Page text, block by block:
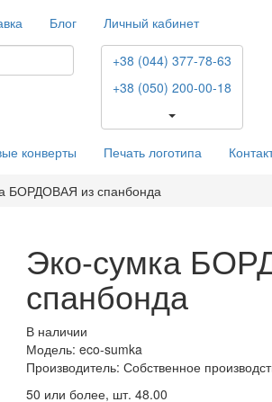
Блог Личный кабинет
+38 (044) 377-78-63
+38 (050) 200-00-18
конверты Печать логотипа
БОРДОВАЯ из спанбонда
Эко-сумка
спанбонда
В наличии
Модель: eco-sumka
Производитель: Собственное
50 или более, шт. 48.00